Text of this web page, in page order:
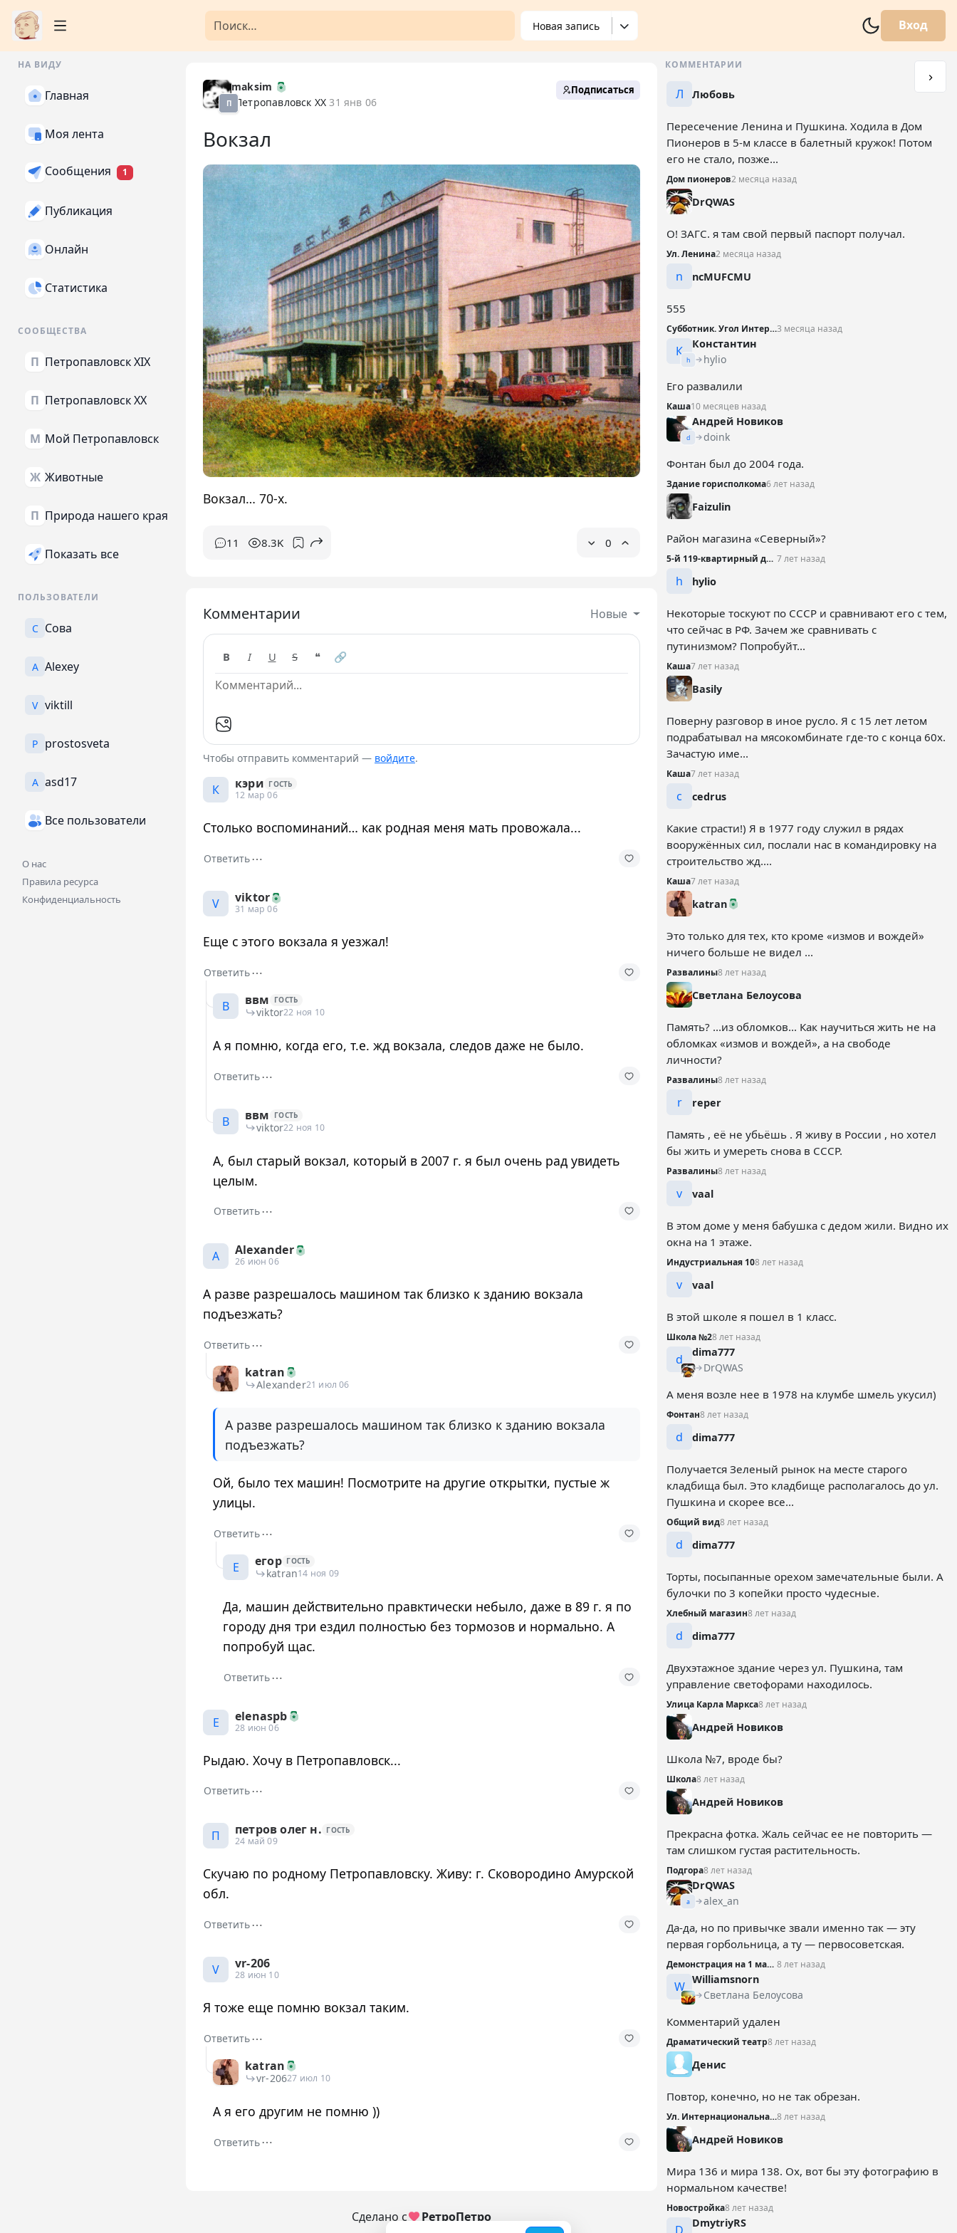
Новая запись Вход
НА ВИДУ
Главная
Моя лента
Сообщения 1
Публикация
Онлайн
Статистика
СООБЩЕСТВА
П Петропавловск XIX
П Петропавловск XX
М Мой Петропавловск
Ж Животные
П Природа нашего края
Показать все
ПОЛЬЗОВАТЕЛИ
С Сова
A Alexey
V viktill
P prostosveta
A asd17
Все пользователи
О нас
Правила ресурса
Конфиденциальность
П
maksim
Петропавловск XX 31 янв 06
Подписаться
Вокзал
Вокзал… 70-х.
11 8.3K 0
Комментарии Новые
B I U S ❝ 🔗
Чтобы отправить комментарий — войдите.
К кэри ГОСТЬ
12 мар 06
Столько воспоминаний… как родная меня мать провожала...
Ответить⋯
V viktor
31 мар 06
Еще с этого вокзала я уезжал!
Ответить⋯
В ввм ГОСТЬ
viktor22 ноя 10
А я помню, когда его, т.е. жд вокзала, следов даже не было.
Ответить⋯
В ввм ГОСТЬ
viktor22 ноя 10
А, был старый вокзал, который в 2007 г. я был очень рад увидеть
целым.
Ответить⋯
A Alexander
26 июн 06
А разве разрешалось машином так близко к зданию вокзала
подъезжать?
Ответить⋯
katran
Alexander21 июл 06
А разве разрешалось машином так близко к зданию вокзала
подъезжать?
Ой, было тех машин! Посмотрите на другие открытки, пустые ж
улицы.
Ответить⋯
Е егор ГОСТЬ
katran14 ноя 09
Да, машин действительно правктически небыло, даже в 89 г. я по
городу дня три ездил полностью без тормозов и нормально. А
попробуй щас.
Ответить⋯
E elenaspb
28 июн 06
Рыдаю. Хочу в Петропавловск...
Ответить⋯
П петров олег н. ГОСТЬ
24 май 09
Скучаю по родному Петропавловску. Живу: г. Сковородино Амурской
обл.
Ответить⋯
V vr-206
28 июн 10
Я тоже еще помню вокзал таким.
Ответить⋯
katran
vr-20627 июл 10
А я его другим не помню ))
Ответить⋯
Сделано с РетроПетро
КОММЕНТАРИИ
Л Любовь
Пересечение Ленина и Пушкина. Ходила в Дом
Пионеров в 5-м классе в балетный кружок! Потом
его не стало, позже...
Дом пионеров2 месяца назад
DrQWAS
О! ЗАГС. я там свой первый паспорт получал.
Ул. Ленина2 месяца назад
n ncMUFCMU
555
Субботник. Угол Интернациональной и Театральной3 месяца назад
К
h
Константин
hylio
Его развалили
Каша10 месяцев назад
d
Андрей Новиков
doink
Фонтан был до 2004 года.
Здание горисполкома6 лет назад
Faizulin
Район магазина «Северный»?
5-й 119-квартирный дом, 1969 год 7 лет назад
h hylio
Некоторые тоскуют по СССР и сравнивают его с тем,
что сейчас в РФ. Зачем же сравнивать с
путинизмом? Попробуйт...
Каша7 лет назад
Basily
Поверну разговор в иное русло. Я с 15 лет летом
подрабатывал на мясокомбинате где-то с конца 60х.
Зачастую име...
Каша7 лет назад
c cedrus
Какие страсти!) Я в 1977 году служил в рядах
вооружённых сил, послали нас в командировку на
строительство жд....
Каша7 лет назад
katran
Это только для тех, кто кроме «измов и вождей»
ничего больше не видел ...
Развалины8 лет назад
Светлана Белоусова
Память? ...из обломков... Как научиться жить не на
обломках «измов и вождей», а на свободе
личности?
Развалины8 лет назад
r reper
Память , её не убьёшь . Я живу в России , но хотел
бы жить и умереть снова в СССР.
Развалины8 лет назад
v vaal
В этом доме у меня бабушка с дедом жили. Видно их
окна на 1 этаже.
Индустриальная 108 лет назад
v vaal
В этой школе я пошел в 1 класс.
Школа №28 лет назад
d
dima777
DrQWAS
А меня возле нее в 1978 на клумбе шмель укусил)
Фонтан8 лет назад
d dima777
Получается Зеленый рынок на месте старого
кладбища был. Это кладбище располагалось до ул.
Пушкина и скорее все...
Общий вид8 лет назад
d dima777
Торты, посыпанные орехом замечательные были. А
булочки по 3 копейки просто чудесные.
Хлебный магазин8 лет назад
d dima777
Двухэтажное здание через ул. Пушкина, там
управление светофорами находилось.
Улица Карла Маркса8 лет назад
Андрей Новиков
Школа №7, вроде бы?
Школа8 лет назад
Андрей Новиков
Прекрасна фотка. Жаль сейчас ее не повторить —
там слишком густая растительность.
Подгора8 лет назад
a
DrQWAS
alex_an
Да-да, но по привычке звали именно так — эту
первая горбольница, а ту — первосоветская.
Демонстрация на 1 мая №3 8 лет назад
W Williamsnorn
Светлана Белоусова
Комментарий удален
Драматический театр8 лет назад
Денис
Повтор, конечно, но не так обрезан.
Ул. Интернациональная - Пушкина8 лет назад
Андрей Новиков
Мира 136 и мира 138. Ох, вот бы эту фотографию в
нормальном качестве!
Новостройка8 лет назад
DmytriyRS